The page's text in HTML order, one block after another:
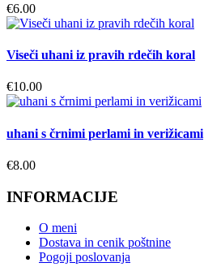
€6.00
Viseči uhani iz pravih rdečih koral
€10.00
uhani s črnimi perlami in verižicami
€8.00
INFORMACIJE
O meni
Dostava in cenik poštnine
Pogoji poslovanja